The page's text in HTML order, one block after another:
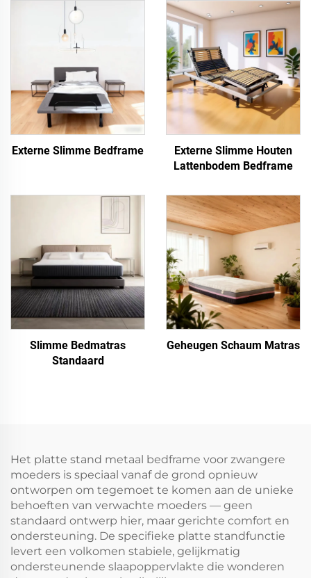
Externe Slimme Bedframe
Externe Slimme Houten
Lattenbodem Bedframe
Slimme Bedmatras
Standaard
Geheugen Schaum Matras
Het platte stand metaal bedframe voor zwangere
moeders is speciaal vanaf de grond opnieuw
ontworpen om tegemoet te komen aan de unieke
behoeften van verwachte moeders — geen
standaard ontwerp hier, maar gerichte comfort en
ondersteuning. De specifieke platte standfunctie
levert een volkomen stabiele, gelijkmatig
ondersteunende slaapoppervlakte die wonderen